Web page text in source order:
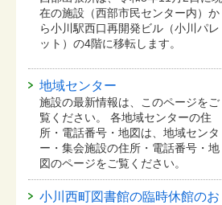
在の施設（西部市民センター内）か
ら小川駅西口再開発ビル（小川パレ
ット）の4階に移転します。
地域センター
施設の最新情報は、このページをご
覧ください。 各地域センターの住
所・電話番号・地図は、地域センタ
ー・集会施設の住所・電話番号・地
図のページをご覧ください。
小川西町図書館の臨時休館のお